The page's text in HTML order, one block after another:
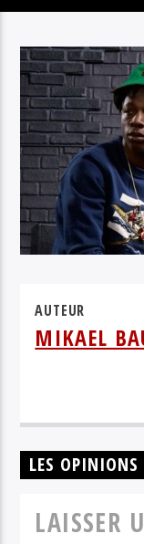
EN CE MOMENT
ORBITAL
GRAND SOLEIL
AUTEUR
MIKAEL
LES OPINIONS
LAISSER